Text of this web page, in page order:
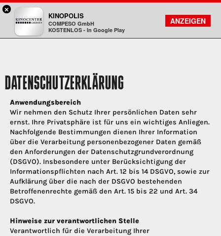
Kinopolis
FILMSUCHE
KONTO
DATENSCHUTZERKLÄRUNG
Anwendungsbereich
Wir nehmen den Schutz Ihrer persönlichen Daten sehr
ernst. Ihre Privatsphäre ist für uns ein wichtiges Anliegen.
Nachfolgende Bestimmungen dienen Ihrer Information
über die Verarbeitung personenbezogener Daten gemäß
den Anforderungen der Datenschutzgrundverordnung
(DSGVO). Insbesondere unter Berücksichtigung der
Informationspflichten nach Art. 12 bis 14 DSGVO, sowie zur
Aufklärung über die nach der DSGVO bestehenden
Betroffenenrechte gemäß den Art. 15 bis 22 und Art. 34
DSGVO.
Hinweise zur verantwortlichen Stelle
Verantwortlich für die Verarbeitung Ihrer
×
KINOPOLIS
COMPESO GmbH
KOSTENLOS - In Google Play
ANZEIGEN